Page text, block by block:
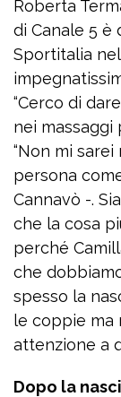
Roberta
di Canale 5 è
Sportitalia
“Cerco di
nei massaggi
“Non mi
persona
Cannavò -.
che la cosa
perché
che
spesso la
le coppie ma
attenzione a
Dopo la